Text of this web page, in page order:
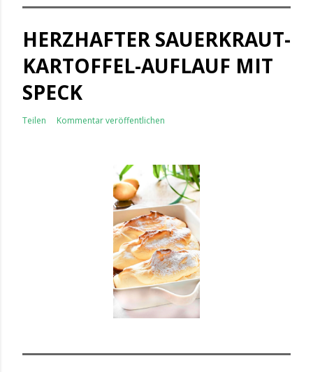
HERZHAFTER SAUERKRAUT-
KARTOFFEL-AUFLAUF MIT
SPECK
Teilen Kommentar veröffentlichen